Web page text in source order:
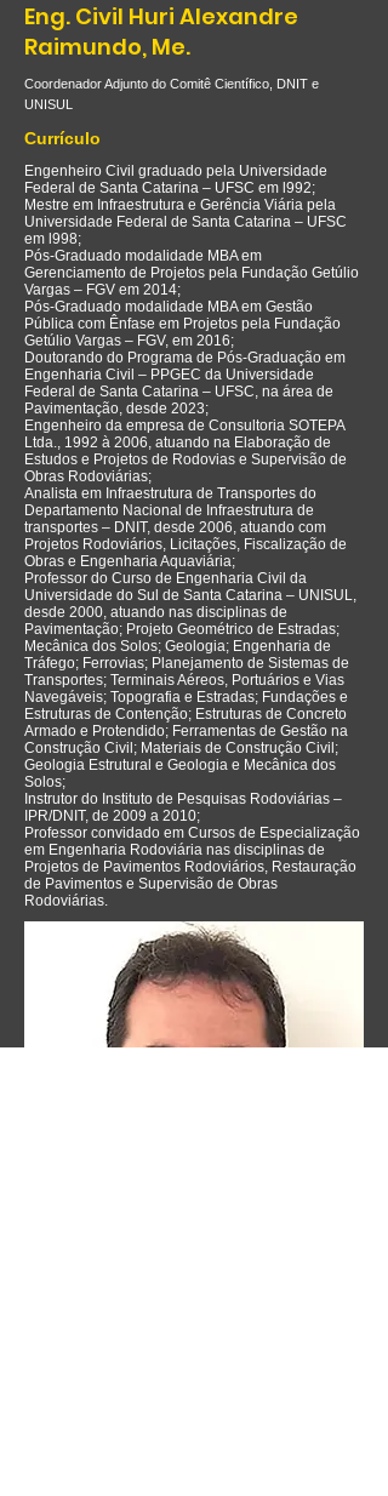
Eng. Civil Huri Alexandre
Raimundo, Me.
Coordenador Adjunto do Comitê Científico, DNIT e
UNISUL
Currículo
Engenheiro Civil graduado pela Universidade
Federal de Santa Catarina – UFSC em l992;
Mestre em Infraestrutura e Gerência Viária pela
Universidade Federal de Santa Catarina – UFSC
em l998;
Pós-Graduado modalidade MBA em
Gerenciamento de Projetos pela Fundação Getúlio
Vargas – FGV em 2014;
Pós-Graduado modalidade MBA em Gestão
Pública com Ênfase em Projetos pela Fundação
Getúlio Vargas – FGV, em 2016;
Doutorando do Programa de Pós-Graduação em
Engenharia Civil – PPGEC da Universidade
Federal de Santa Catarina – UFSC, na área de
Pavimentação, desde 2023;
Engenheiro da empresa de Consultoria SOTEPA
Ltda., 1992 à 2006, atuando na Elaboração de
Estudos e Projetos de Rodovias e Supervisão de
Obras Rodoviárias;
Analista em Infraestrutura de Transportes do
Departamento Nacional de Infraestrutura de
transportes – DNIT, desde 2006, atuando com
Projetos Rodoviários, Licitações, Fiscalização de
Obras e Engenharia Aquaviária;
Professor do Curso de Engenharia Civil da
Universidade do Sul de Santa Catarina – UNISUL,
desde 2000, atuando nas disciplinas de
Pavimentação; Projeto Geométrico de Estradas;
Mecânica dos Solos; Geologia; Engenharia de
Tráfego; Ferrovias; Planejamento de Sistemas de
Transportes; Terminais Aéreos, Portuários e Vias
Navegáveis; Topografia e Estradas; Fundações e
Estruturas de Contenção; Estruturas de Concreto
Armado e Protendido; Ferramentas de Gestão na
Construção Civil; Materiais de Construção Civil;
Geologia Estrutural e Geologia e Mecânica dos
Solos;
Instrutor do Instituto de Pesquisas Rodoviárias –
IPR/DNIT, de 2009 a 2010;
Professor convidado em Cursos de Especialização
em Engenharia Rodoviária nas disciplinas de
Projetos de Pavimentos Rodoviários, Restauração
de Pavimentos e Supervisão de Obras
Rodoviárias.